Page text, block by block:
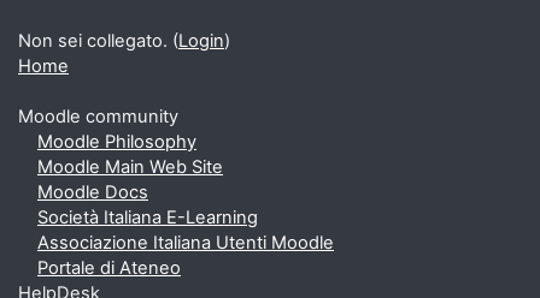
Non sei collegato. (Login)
Home
Moodle community
Moodle Philosophy
Moodle Main Web Site
Moodle Docs
Società Italiana E-Learning
Associazione Italiana Utenti Moodle
Portale di Ateneo
HelpDesk